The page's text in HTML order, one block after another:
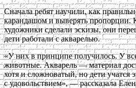
Сначала ребят научили, как
карандашом и выверять пропорции.
художники сделали эскизы, они
дети работали с акварелью.
«У них в принципе получилось. У
животные. Акварель — материал
хотя и сложноватый, но дети учатся
с удовольствием», — рассказала